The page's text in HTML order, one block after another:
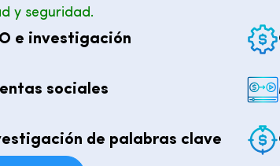
y seguridad.
e investigación
sociales
de palabras clave